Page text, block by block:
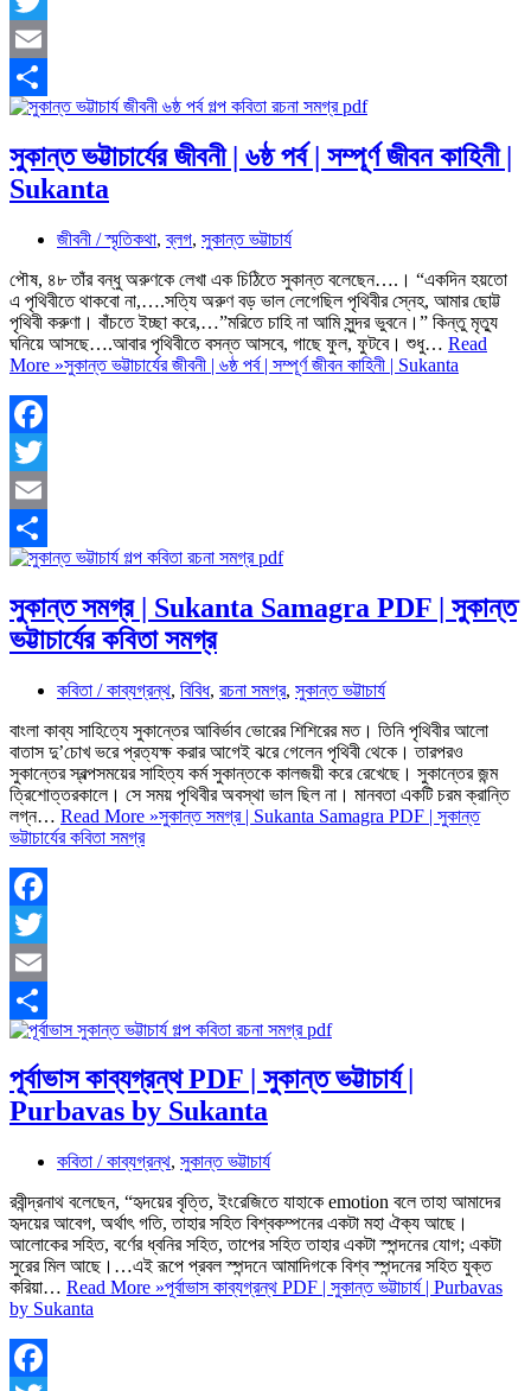
Twitter
Email
Share
সুকান্ত ভট্টাচার্যের জীবনী | ৬ষ্ঠ পর্ব | সম্পূর্ণ জীবন কাহিনী |
Sukanta
জীবনী / স্মৃতিকথা,ব্লগ, সুকান্ত ভট্টাচার্য
পৌষ, ৪৮ তাঁর বন্ধু অরুণকে লেখা এক চিঠিতে সুকান্ত বলেছেন….। “একদিন হয়তো
এ পৃথিবীতে থাকবো না,….সত্যি অরুণ বড় ভাল লেগেছিল পৃথিবীর স্নেহ, আমার ছোট্ট
পৃথিবী করুণা। বাঁচতে ইচ্ছা করে,…”মরিতে চাহি না আমি সুন্দর ভুবনে।” কিন্তু মৃত্যু
ঘনিয়ে আসছে….আবার পৃথিবীতে বসন্ত আসবে, গাছে ফুল, ফুটবে। শুধু… Read
More »সুকান্ত ভট্টাচার্যের জীবনী | ৬ষ্ঠ পর্ব | সম্পূর্ণ জীবন কাহিনী | Sukanta
Facebook
Twitter
Email
Share
সুকান্ত সমগ্র | Sukanta Samagra PDF | সুকান্ত
ভট্টাচার্যের কবিতা সমগ্র
কবিতা / কাব্যগ্রন্থ, বিবিধ, রচনা সমগ্র, সুকান্ত ভট্টাচার্য
বাংলা কাব্য সাহিত্যে সুকান্তের আবির্ভাব ভোরের শিশিরের মত। তিনি পৃথিবীর আলো
বাতাস দু’চোখ ভরে প্রত্যক্ষ করার আগেই ঝরে গেলেন পৃথিবী থেকে। তারপরও
সুকান্তের স্বল্পসময়ের সাহিত্য কর্ম সুকান্তকে কালজয়ী করে রেখেছে। সুকান্তের জন্ম
ত্রিশোত্তরকালে। সে সময় পৃথিবীর অবস্থা ভাল ছিল না। মানবতা একটি চরম ক্রান্তি
লগ্ন… Read More »সুকান্ত সমগ্র | Sukanta Samagra PDF | সুকান্ত
ভট্টাচার্যের কবিতা সমগ্র
Facebook
Twitter
Email
Share
পূর্বাভাস কাব্যগ্রন্থ PDF | সুকান্ত ভট্টাচার্য |
Purbavas by Sukanta
কবিতা / কাব্যগ্রন্থ, সুকান্ত ভট্টাচার্য
রবীন্দ্রনাথ বলেছেন, “হৃদয়ের বৃত্তি, ইংরেজিতে যাহাকে emotion বলে তাহা আমাদের
হৃদয়ের আবেগ, অর্থাৎ গতি, তাহার সহিত বিশ্বকম্পনের একটা মহা ঐক্য আছে।
আলোকের সহিত, বর্ণের ধ্বনির সহিত, তাপের সহিত তাহার একটা স্পন্দনের যোগ; একটা
সুরের মিল আছে।…এই রূপে প্রবল স্পন্দনে আমাদিগকে বিশ্ব স্পন্দনের সহিত যুক্ত
করিয়া… Read More »পূর্বাভাস কাব্যগ্রন্থ PDF | সুকান্ত ভট্টাচার্য | Purbavas
by Sukanta